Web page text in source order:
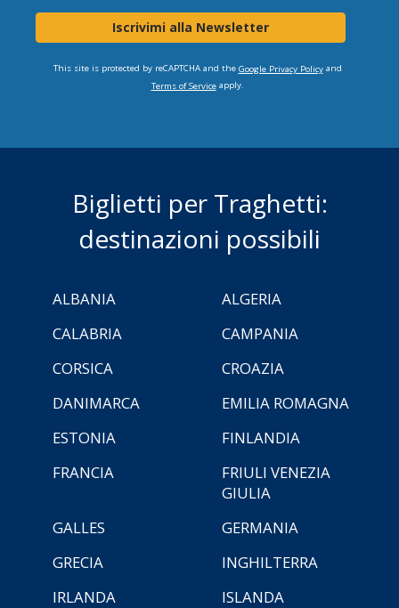
Iscrivimi alla Newsletter
This site is protected by reCAPTCHA and the Google Privacy Policyand
Terms of Serviceapply.
Biglietti per Traghetti:
destinazioni possibili
ALBANIA
ALGERIA
CALABRIA
CAMPANIA
CORSICA
CROAZIA
DANIMARCA
EMILIA ROMAGNA
ESTONIA
FINLANDIA
FRANCIA
FRIULI VENEZIA
GIULIA
GALLES
GERMANIA
GRECIA
INGHILTERRA
IRLANDA
ISLANDA